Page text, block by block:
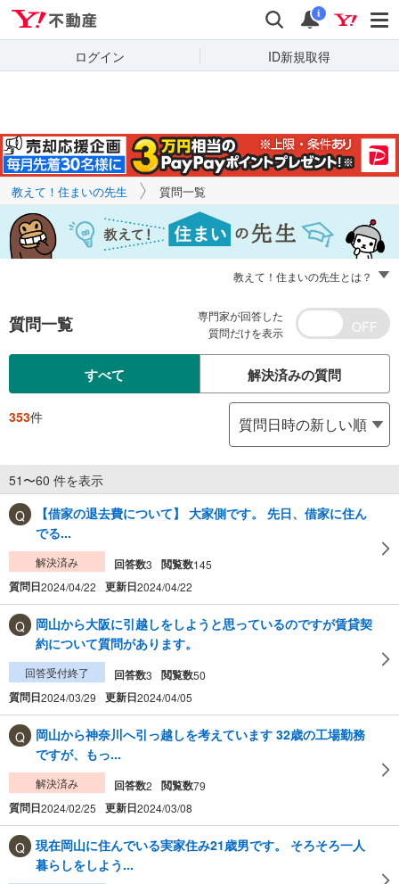
検索 通知
i
ログイン ID新規取得
キーワードで
質問を探す
教えて！住まいの先生 質問一覧
教えて！住まいの先生とは？
質問一覧
専門家が回答した
質問だけを表示
すべて 解決済みの質問
353件
51〜60 件を表示
【借家の退去費について】 大家側です。 先日、借家に住ん
でる...
解決済み 回答数3 閲覧数145
質問日2024/04/22 更新日2024/04/22
岡山から大阪に引越しをしようと思っているのですが賃貸契
約について質問があります。
回答受付終了 回答数3 閲覧数50
質問日2024/03/29 更新日2024/04/05
岡山から神奈川へ引っ越しを考えています 32歳の工場勤務
ですが、もっ...
解決済み 回答数2 閲覧数79
質問日2024/02/25 更新日2024/03/08
現在岡山に住んでいる実家住み21歳男です。 そろそろ一人
暮らしをしよう...